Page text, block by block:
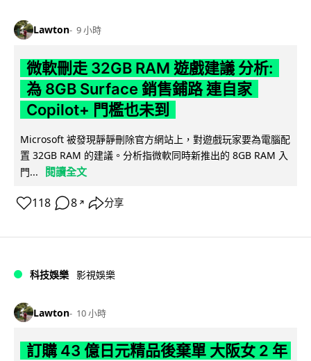
Lawton 9 小時
微軟刪走 32GB RAM 遊戲建議 分析:
為 8GB Surface 銷售鋪路 連自家
Copilot+ 門檻也未到
Microsoft 被發現靜靜刪除官方網站上，對遊戲玩家要為電腦配
置 32GB RAM 的建議。分析指微軟同時新推出的 8GB RAM 入
門...
閱讀全文
118 8 ↗ 分享
科技娛樂 影視娛樂
Lawton 10 小時
訂購 43 億日元精品後棄單 大阪女 2 年